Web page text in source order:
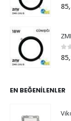
05
05
EN BEĞENILENLER